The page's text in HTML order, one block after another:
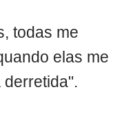
todas me
elas me
derretida".